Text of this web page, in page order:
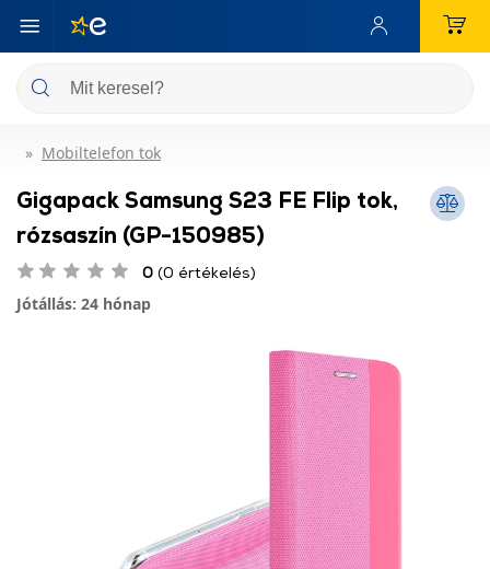
Mobiltelefon tok
Gigapack Samsung S23 FE Flip tok,
rózsaszín (GP-150985)
0 (0 értékelés)
Jótállás: 24 hónap